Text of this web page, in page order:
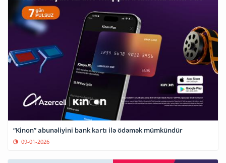
“Kinon” abunəliyini bank kartı ilə ödəmək mümkündür
09-01-2026